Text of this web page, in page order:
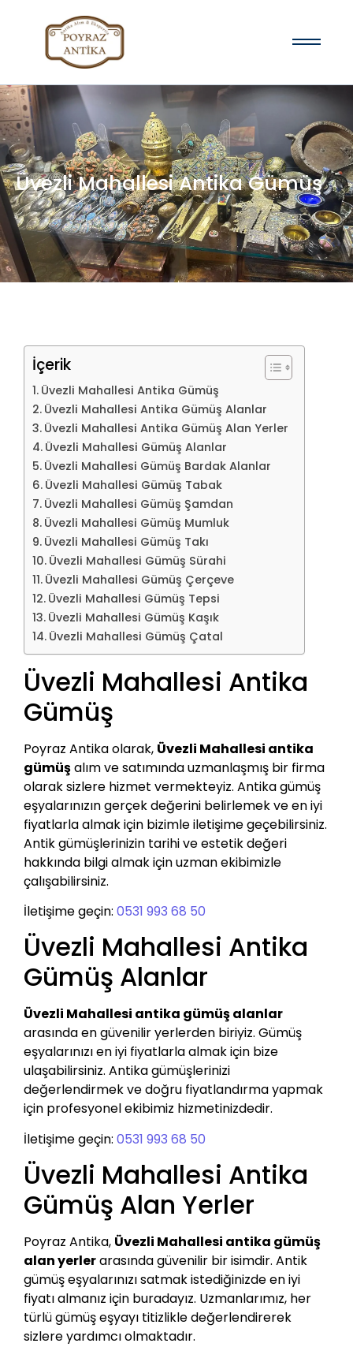
Üvezli Mahallesi Antika Gümüş
İçerik
Üvezli Mahallesi Antika Gümüş
Üvezli Mahallesi Antika Gümüş Alanlar
Üvezli Mahallesi Antika Gümüş Alan Yerler
Üvezli Mahallesi Gümüş Alanlar
Üvezli Mahallesi Gümüş Bardak Alanlar
Üvezli Mahallesi Gümüş Tabak
Üvezli Mahallesi Gümüş Şamdan
Üvezli Mahallesi Gümüş Mumluk
Üvezli Mahallesi Gümüş Takı
Üvezli Mahallesi Gümüş Sürahi
Üvezli Mahallesi Gümüş Çerçeve
Üvezli Mahallesi Gümüş Tepsi
Üvezli Mahallesi Gümüş Kaşık
Üvezli Mahallesi Gümüş Çatal
Üvezli Mahallesi Antika
Gümüş
Poyraz Antika olarak, Üvezli Mahallesi antika
gümüşalım ve satımında uzmanlaşmış bir firma
olarak sizlere hizmet vermekteyiz. Antika gümüş
eşyalarınızın gerçek değerini belirlemek ve en iyi
fiyatlarla almak için bizimle iletişime geçebilirsiniz.
Antik gümüşlerinizin tarihi ve estetik değeri
hakkında bilgi almak için uzman ekibimizle
çalışabilirsiniz.
İletişime geçin: 0531 993 68 50
Üvezli Mahallesi Antika
Gümüş Alanlar
Üvezli Mahallesi antika gümüş alanlar
arasında en güvenilir yerlerden biriyiz. Gümüş
eşyalarınızı en iyi fiyatlarla almak için bize
ulaşabilirsiniz. Antika gümüşlerinizi
değerlendirmek ve doğru fiyatlandırma yapmak
için profesyonel ekibimiz hizmetinizdedir.
İletişime geçin: 0531 993 68 50
Üvezli Mahallesi Antika
Gümüş Alan Yerler
Poyraz Antika, Üvezli Mahallesi antika gümüş
alan yerlerarasında güvenilir bir isimdir. Antik
gümüş eşyalarınızı satmak istediğinizde en iyi
fiyatı almanız için buradayız. Uzmanlarımız, her
türlü gümüş eşyayı titizlikle değerlendirerek
sizlere yardımcı olmaktadır.